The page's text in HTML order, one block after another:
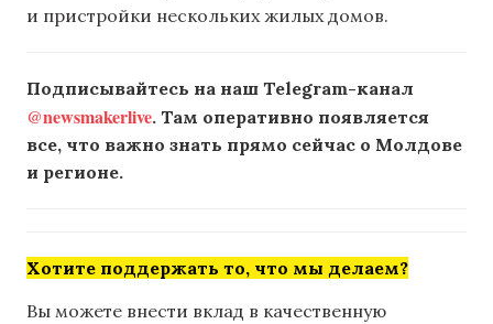
и пристройки нескольких жилых домов.
Подписывайтесь на наш Telegram-канал
@newsmakerlive. Там оперативно появляется
все, что важно знать прямо сейчас о Молдове
и регионе.
Хотите поддержать то, что мы делаем?
Вы можете внести вклад в качественную